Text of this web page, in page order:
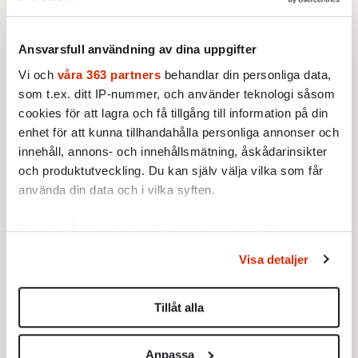
Ansvarsfull användning av dina uppgifter
Vi och våra 363 partners behandlar din personliga data,
som t.ex. ditt IP-nummer, och använder teknologi såsom
cookies för att lagra och få tillgång till information på din
enhet för att kunna tillhandahålla personliga annonser och
innehåll, annons- och innehållsmätning, åskådarinsikter
och produktutveckling. Du kan själv välja vilka som får
använda din data och i vilka syften.
Ta reda på mer om hur dina personliga uppgifter
Du kan ändra eller dra tillbaka ditt samtycke när som
helst från cookie-förklaringen.
Vi använder enhetsidentifierare för att anpassa innehållet
Visa detaljer
Tillåt alla
Anpassa
Inifrån infernot
Av: Anna Ritter
BILDREPORTAGE
Vittnesmål från Idlib
Av: Redaktionen
Ladda fler